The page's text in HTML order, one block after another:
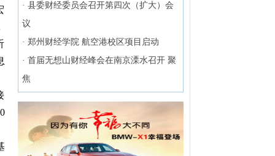
· 县委财经委员会召开第四次（扩大）会
议
· 郑州财经学院 航空港校区项目启动
· 首届无想山财经峰会在南京溧水召开 聚
焦